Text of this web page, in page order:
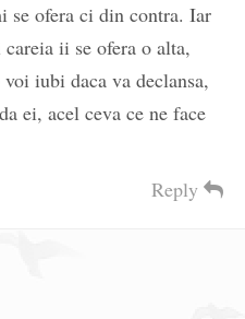
se ofera ci din contra. Iar
ii se ofera o alta,
iubi daca va declansa,
ei, acel ceva ce ne face
Reply